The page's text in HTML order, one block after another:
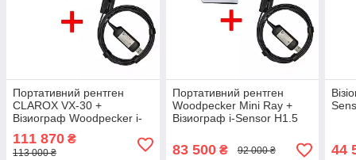
Портативний рентген
CLAROX VX-30 +
Візиограф Woodpecker i-
Sensor H1.5
111 870 ₴
113 000 ₴
Портативний рентген
Woodpecker Mini Ray +
Візиограф i-Sensor H1.5
83 500₴ 92 000 ₴ 44